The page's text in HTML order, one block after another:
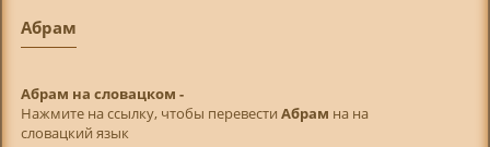
Абрам
Абрам на словацком -
Нажмите на ссылку, чтобы перевести Абрам на на
словацкий язык